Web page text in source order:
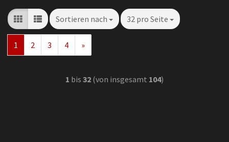
Sortieren nach 32 pro Seite
1 2 3 4 »
1 bis 32 (von insgesamt 104)